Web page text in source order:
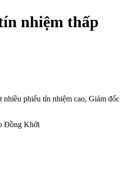
nhiệm thấp
phiếu tín nhiệm cao, Giám
Đồng Khởi